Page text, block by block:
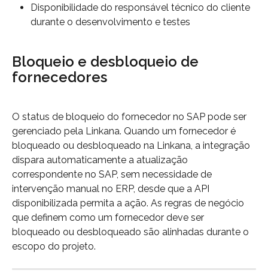
Disponibilidade do responsável técnico do cliente
durante o desenvolvimento e testes
Bloqueio e desbloqueio de
fornecedores
O status de bloqueio do fornecedor no SAP pode ser
gerenciado pela Linkana. Quando um fornecedor é
bloqueado ou desbloqueado na Linkana, a integração
dispara automaticamente a atualização
correspondente no SAP, sem necessidade de
intervenção manual no ERP, desde que a API
disponibilizada permita a ação. As regras de negócio
que definem como um fornecedor deve ser
bloqueado ou desbloqueado são alinhadas durante o
escopo do projeto.